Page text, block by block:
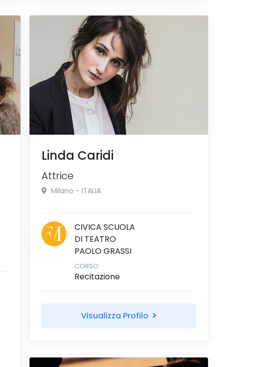
Linda Caridi
Attrice
Milano - ITALIA
CIVICA SCUOLA
DI TEATRO
PAOLO GRASSI
CORSO
Recitazione
Visualizza Profilo